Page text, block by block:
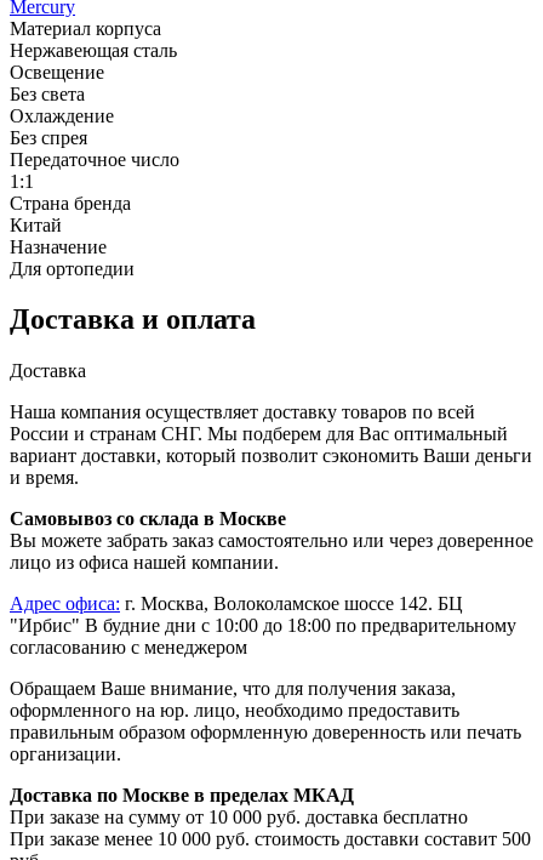
Mercury
Материал корпуса
Нержавеющая сталь
Освещение
Без света
Охлаждение
Без спрея
Передаточное число
1:1
Страна бренда
Китай
Назначение
Для ортопедии
Доставка и оплата
Доставка
Наша компания осуществляет доставку товаров по всей
России и странам СНГ. Мы подберем для Вас оптимальный
вариант доставки, который позволит сэкономить Ваши деньги
и время.
Самовывоз со склада в Москве
Вы можете забрать заказ самостоятельно или через доверенное
лицо из офиса нашей компании.
Адрес офиса: г. Москва, Волоколамское шоссе 142. БЦ
"Ирбис" В будние дни с 10:00 до 18:00 по предварительному
согласованию с менеджером
Обращаем Ваше внимание, что для получения заказа,
оформленного на юр. лицо, необходимо предоставить
правильным образом оформленную доверенность или печать
организации.
Доставка по Москве в пределах МКАД
При заказе на сумму от 10 000 руб. доставка бесплатно
При заказе менее 10 000 руб. стоимость доставки составит 500